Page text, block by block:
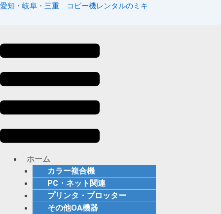
内
キ
プ
愛知・岐阜・三重 コピー機レンタルのミキ
メ
ホーム
カラー複合機
PC・ネット関連
プリンタ・プロッター
その他OA機器